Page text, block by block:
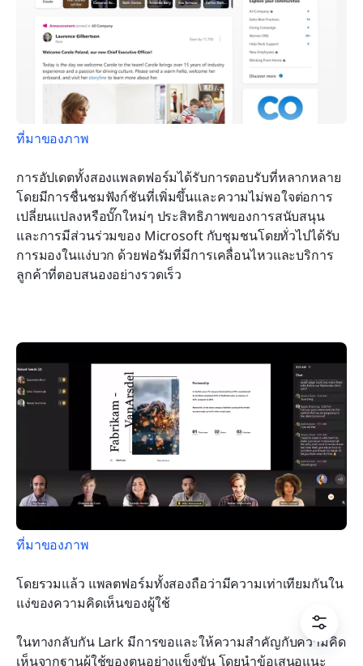
ที่มาของภาพ
การอัปเดตทั้งสองแพลตฟอร์มได้รับการตอบรับที่หลากหลาย
โดยมีการชื่นชมฟังก์ชันที่เพิ่มขึ้นและความไม่พอใจต่อการ
เปลี่ยนแปลงหรือบั๊กใหม่ๆ ประสิทธิภาพของการสนับสนุน
และการมีส่วนร่วมของ Microsoft กับชุมชนโดยทั่วไปได้รับ
การมองในแง่บวก ด้วยฟอรัมที่มีการเคลื่อนไหวและบริการ
ลูกค้าที่ตอบสนองอย่างรวดเร็ว
ที่มาของภาพ
โดยรวมแล้ว แพลตฟอร์มทั้งสองถือว่ามีความเท่าเทียมกันใน
แง่ของความคิดเห็นของผู้ใช้
ในทางกลับกัน Lark มีการขอและให้ความสำคัญกับความคิด
เห็นจากฐานผู้ใช้ของตนอย่างแข็งขัน โดยนำข้อเสนอแนะ